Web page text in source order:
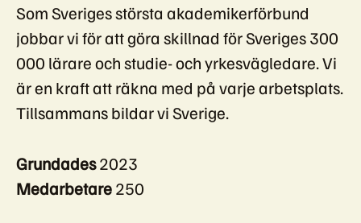
Som Sveriges största akademikerförbund
jobbar vi för att göra skillnad för Sveriges 300
000 lärare och studie- och yrkesvägledare. Vi
är en kraft att räkna med på varje arbetsplats.
Tillsammans bildar vi Sverige.
Grundades2023
Medarbetare250